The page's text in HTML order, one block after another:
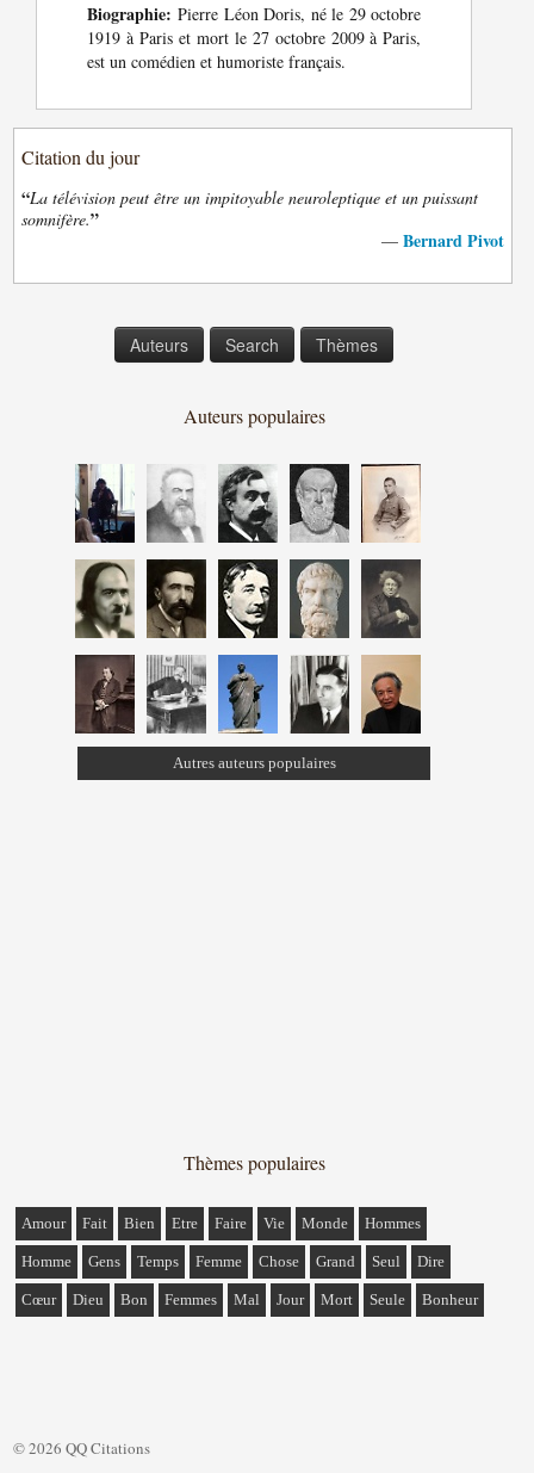
Biographie: Pierre Léon Doris, né le 29 octobre
1919 à Paris et mort le 27 octobre 2009 à Paris,
est un comédien et humoriste français.
Citation du jour
“La télévision peut être un impitoyable neuroleptique et un puissant
somnifère.”
— Bernard Pivot
Auteurs Search Thèmes
Auteurs populaires
Autres auteurs populaires
Thèmes populaires
Amour Fait Bien Etre Faire Vie Monde Hommes
Homme Gens Temps Femme Chose Grand Seul Dire
Cœur Dieu Bon Femmes Mal Jour Mort Seule Bonheur
© 2026 QQ Citations